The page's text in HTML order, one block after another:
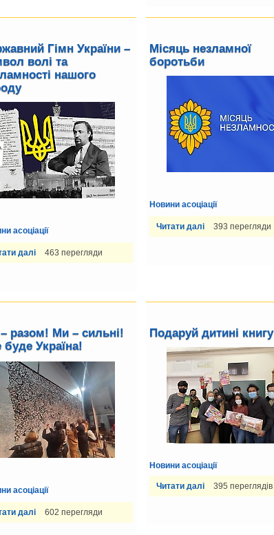
Гімн України –
волі та
нашого
асоціації
далі 463 перегляди
Місяць незламної
боротьби
Новини асоціації
Читати далі 393 перегляди
разом! Ми – сильні!
буде Україна!
асоціації
далі 602 перегляди
Подаруй дитині книгу
Новини асоціації
Читати далі 395 переглядів